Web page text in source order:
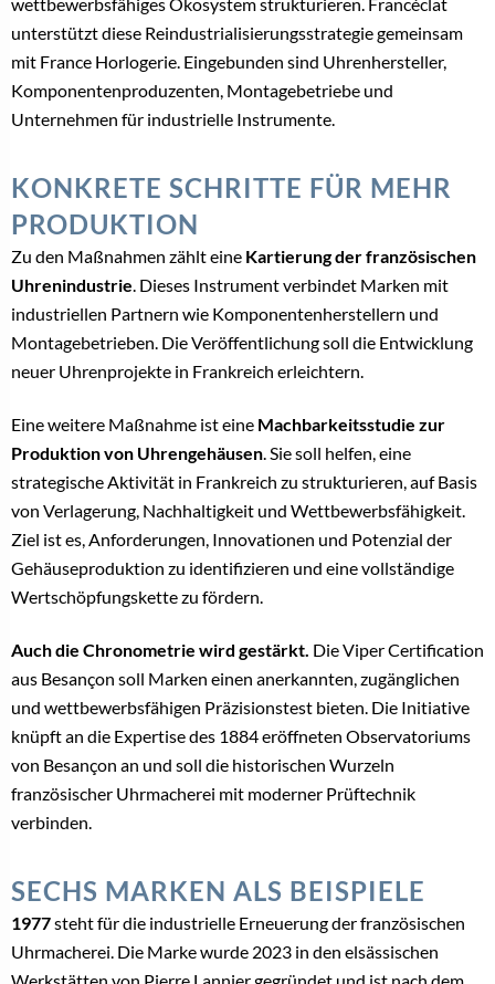
unterstützt diese Reindustrialisierungsstrategie gemeinsam
mit France Horlogerie. Eingebunden sind Uhrenhersteller,
Komponentenproduzenten, Montagebetriebe und
Unternehmen für industrielle Instrumente.
KONKRETE SCHRITTE FÜR MEHR
PRODUKTION
Zu den Maßnahmen zählt eine Kartierung der französischen
Uhrenindustrie. Dieses Instrument verbindet Marken mit
industriellen Partnern wie Komponentenherstellern und
Montagebetrieben. Die Veröffentlichung soll die Entwicklung
neuer Uhrenprojekte in Frankreich erleichtern.
Eine weitere Maßnahme ist eine Machbarkeitsstudie zur
Produktion von Uhrengehäusen. Sie soll helfen, eine
strategische Aktivität in Frankreich zu strukturieren, auf Basis
von Verlagerung, Nachhaltigkeit und Wettbewerbsfähigkeit.
Ziel ist es, Anforderungen, Innovationen und Potenzial der
Gehäuseproduktion zu identifizieren und eine vollständige
Wertschöpfungskette zu fördern.
Auch die Chronometrie wird gestärkt. Die Viper Certification
aus Besançon soll Marken einen anerkannten, zugänglichen
und wettbewerbsfähigen Präzisionstest bieten. Die Initiative
knüpft an die Expertise des 1884 eröffneten Observatoriums
von Besançon an und soll die historischen Wurzeln
französischer Uhrmacherei mit moderner Prüftechnik
verbinden.
SECHS MARKEN ALS BEISPIELE
1977steht für die industrielle Erneuerung der französischen
Uhrmacherei. Die Marke wurde 2023 in den elsässischen